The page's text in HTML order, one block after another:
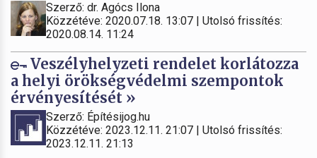
Szerző: dr. Agócs Ilona
Közzétéve: 2020.07.18. 13:07 | Utolsó frissítés:
2020.08.14. 11:24
Veszélyhelyzeti rendelet korlátozza
a helyi örökségvédelmi szempontok
érvényesítését »
Szerző: Építésijog.hu
Közzétéve: 2023.12.11. 21:07 | Utolsó frissítés:
2023.12.11. 21:13